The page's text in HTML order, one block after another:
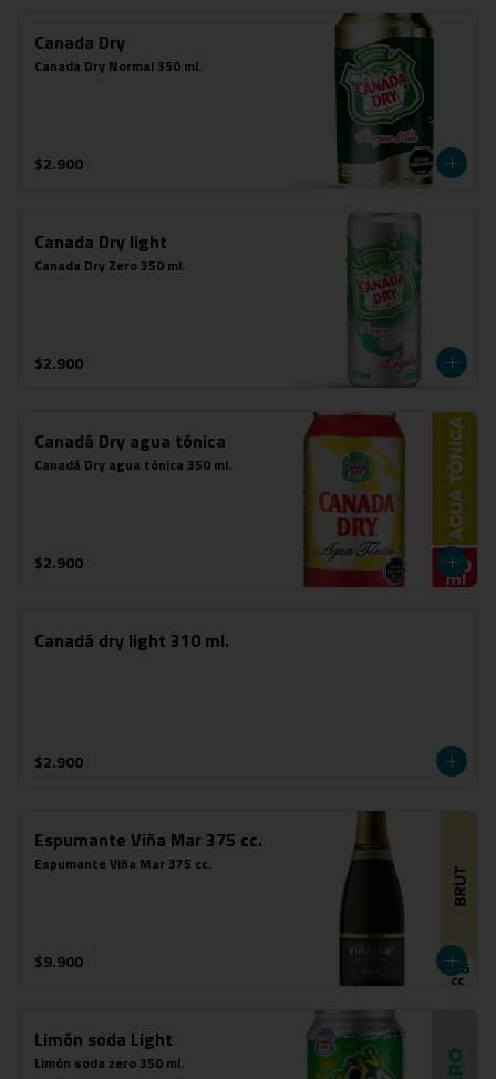
Canada Dry
Canada Dry Normal 350 ml.
$2.900
Canada Dry light
Canada Dry Zero 350 ml.
$2.900
Canadá Dry agua tónica
Canadá Dry agua tónica 350 ml.
$2.900
Canadá dry light 310 ml.
$2.900
Espumante Viña Mar 375 cc.
Espumante Viña Mar 375 cc.
$9.900
Limón soda Light
Limón soda zero 350 ml.